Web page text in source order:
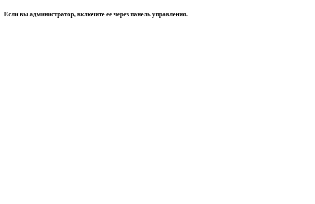
Если вы администратор, включите ее через панель управления.